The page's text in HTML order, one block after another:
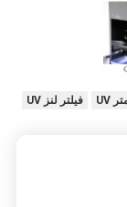
فیلتر لنز UV